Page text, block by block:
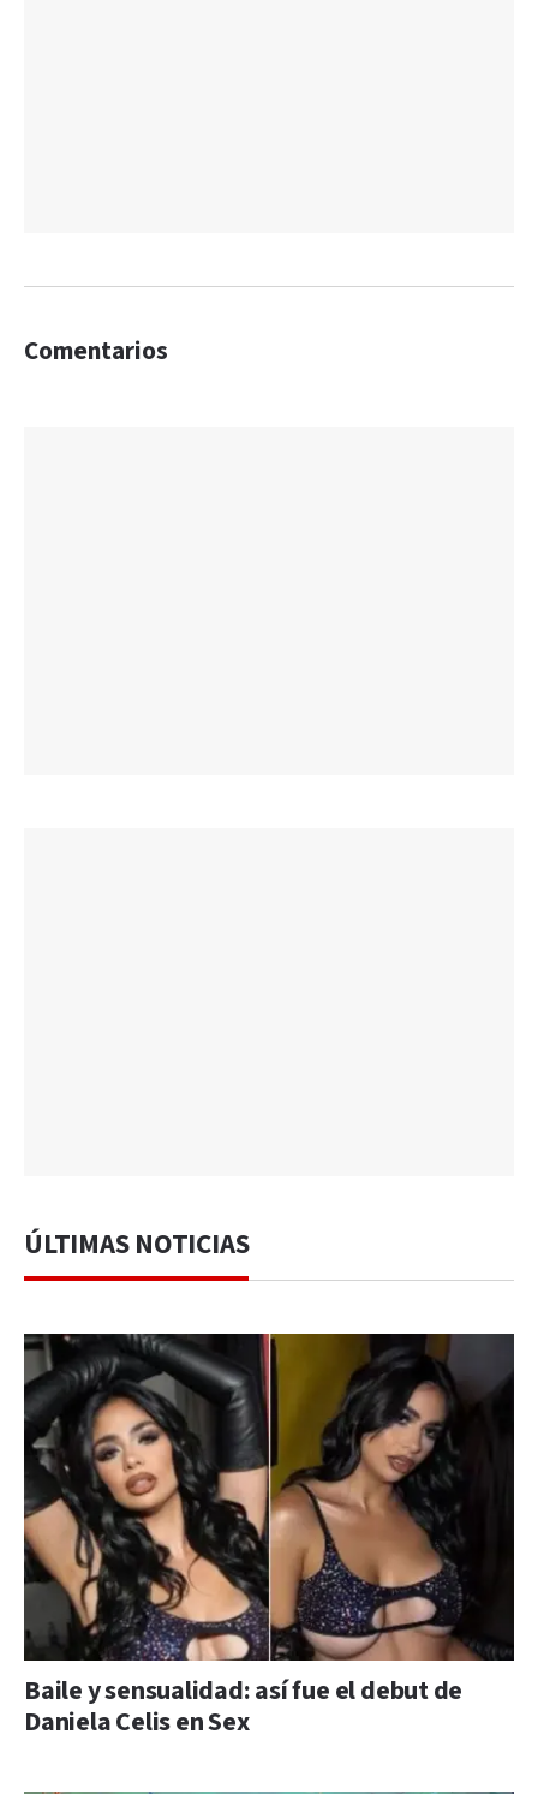
Comentarios
ÚLTIMAS NOTICIAS
Baile y sensualidad: así fue el debut de
Daniela Celis en Sex